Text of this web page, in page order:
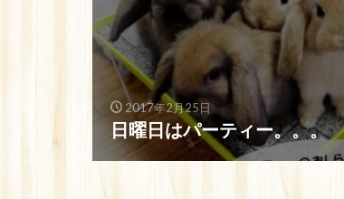
2017年2月25日
日曜日はパーティー。。。